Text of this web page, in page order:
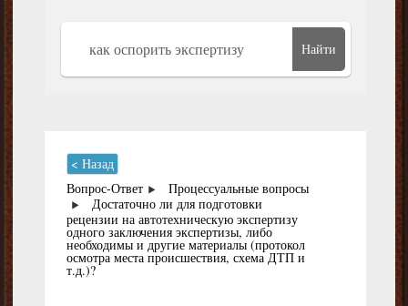
Найти
< Назад
Вопрос-Ответ
Процессуальные вопросы
Достаточно ли для подготовки
рецензии на автотехническую экспертизу
одного заключения экспертизы, либо
необходимы и другие материалы (протокол
осмотра места происшествия, схема ДТП и
т.д.)?